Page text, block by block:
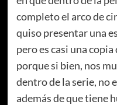
completo el arco de
quiso presentar una
pero es casi una
porque si bien, nos
dentro de la serie, no
además de que tiene